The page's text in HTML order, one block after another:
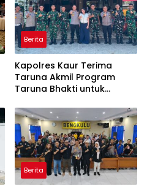
Berita
Kapolres Kaur Terima
Taruna Akmil Program
Taruna Bhakti untuk
Rakyat Kabupaten Kaur
Berita